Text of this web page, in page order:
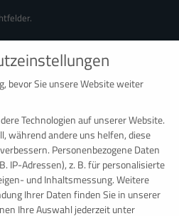
Anti-Roboter-Verifizierung
bevor Sie unsere Website weiter
Technologien auf unserer Website.
während andere uns helfen, diese
Personenbezogene Daten
IP-Adressen), z. B. für personalisierte
und Inhaltsmessung.Weitere
Ihrer Daten finden Sie in unserer
Ihre Auswahl jederzeit unter